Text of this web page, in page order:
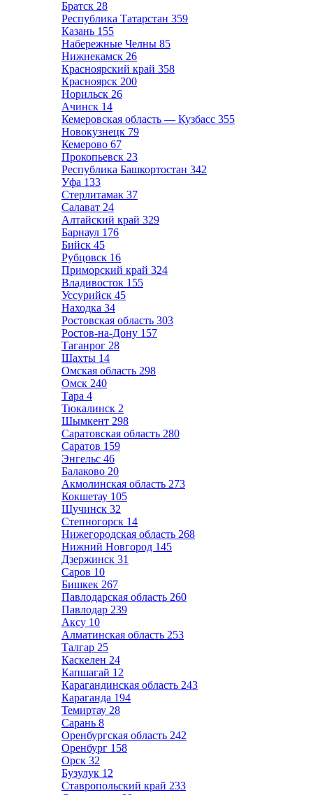
Братск 28
Республика Татарстан 359
Казань 155
Набережные Челны 85
Нижнекамск 26
Красноярский край 358
Красноярск 200
Норильск 26
Ачинск 14
Кемеровская область — Кузбасс 355
Новокузнецк 79
Кемерово 67
Прокопьевск 23
Республика Башкортостан 342
Уфа 133
Стерлитамак 37
Салават 24
Алтайский край 329
Барнаул 176
Бийск 45
Рубцовск 16
Приморский край 324
Владивосток 155
Уссурийск 45
Находка 34
Ростовская область 303
Ростов-на-Дону 157
Таганрог 28
Шахты 14
Омская область 298
Омск 240
Тара 4
Тюкалинск 2
Шымкент 298
Саратовская область 280
Саратов 159
Энгельс 46
Балаково 20
Акмолинская область 273
Кокшетау 105
Щучинск 32
Степногорск 14
Нижегородская область 268
Нижний Новгород 145
Дзержинск 31
Саров 10
Бишкек 267
Павлодарская область 260
Павлодар 239
Аксу 10
Алматинская область 253
Талгар 25
Каскелен 24
Капшагай 12
Карагандинская область 243
Караганда 194
Темиртау 28
Сарань 8
Оренбургская область 242
Оренбург 158
Орск 32
Бузулук 12
Ставропольский край 233